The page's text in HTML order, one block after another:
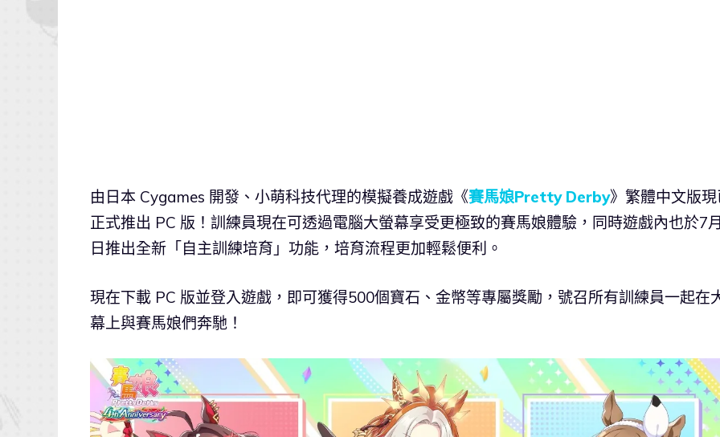
由日本 Cygames 開發、小萌科技代理的模擬養成遊戲《賽馬娘Pretty Derby》繁體中文版
正式推出 PC 版！訓練員現在可透過電腦大螢幕享受更極致的賽馬娘體驗，同時遊戲內也於7
日推出全新「自主訓練培育」功能，培育流程更加輕鬆便利。
現在下載 PC 版並登入遊戲，即可獲得500個寶石、金幣等專屬獎勵，號召所有訓練員一起在
幕上與賽馬娘們奔馳！